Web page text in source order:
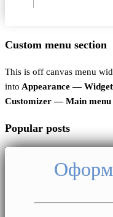
|
Custom menu section
This is off canvas menu
into Appearance —
Customizer — Main menu
Popular posts